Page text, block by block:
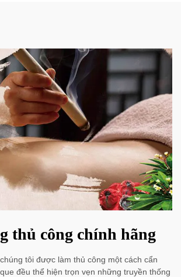
thủ công chính hãng
tôi được làm thủ công một cách cẩn
đều thể hiện trọn vẹn những truyền thống